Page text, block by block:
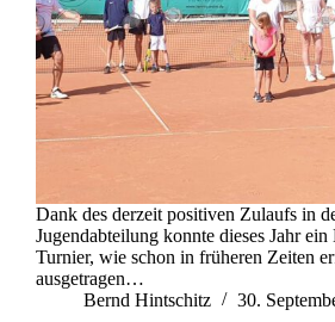
Dank des derzeit positiven Zulaufs in
Jugendabteilung konnte dieses Jahr
Turnier, wie schon in früheren Zeiten
ausgetragen…
Bernd Hintschitz
30.